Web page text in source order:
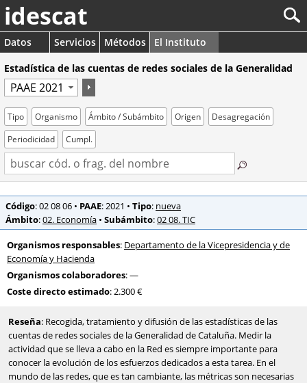
idescat
Datos Servicios Métodos
El Instituto
Estadística de las cuentas de redes sociales de la Generalidad
Tipo Organismo Ámbito / Subámbito Origen
Desagregación
Periodicidad
Cumpl.
Código: 02 08 06 • PAAE: 2021 • Tipo: nueva
Ámbito:02. Economía • Subámbito:02 08. TIC
Organismos responsables: Departamento de la Vicepresidencia y de
Economía y Hacienda
Organismos colaboradores: —
Coste directo estimado: 2.300 €
Reseña: Recogida, tratamiento y difusión de las estadísticas de las
cuentas de redes sociales de la Generalidad de Cataluña. Medir la
actividad que se lleva a cabo en la Red es siempre importante para
conocer la evolución de los esfuerzos dedicados a esta tarea. En el
mundo de las redes, que es tan cambiante, las métricas son necesarias